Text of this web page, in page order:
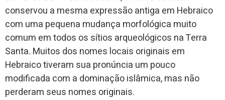
conservou a mesma expressão antiga em Hebraico
com uma pequena mudança morfológica muito
comum em todos os sítios arqueológicos na Terra
Santa. Muitos dos nomes locais originais em
Hebraico tiveram sua pronúncia um pouco
modificada com a dominação islâmica, mas não
perderam seus nomes originais.